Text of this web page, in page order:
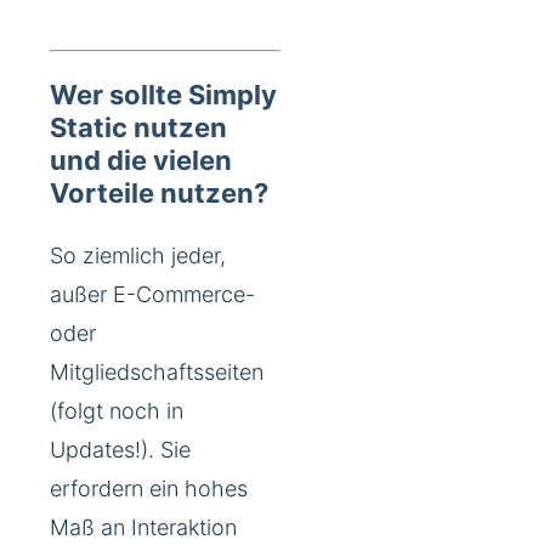
Wer sollte Simply
Static nutzen
und die vielen
Vorteile nutzen?
So ziemlich jeder,
außer E-Commerce-
oder
Mitgliedschaftsseiten
(folgt noch in
Updates!). Sie
erfordern ein hohes
Maß an Interaktion